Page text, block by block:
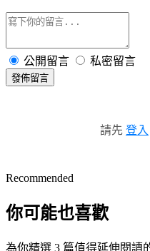
公開留言 私密留言
發佈留言
請先 登入
Recommended
你可能也喜歡
為你精選 3 篇值得延伸閱讀